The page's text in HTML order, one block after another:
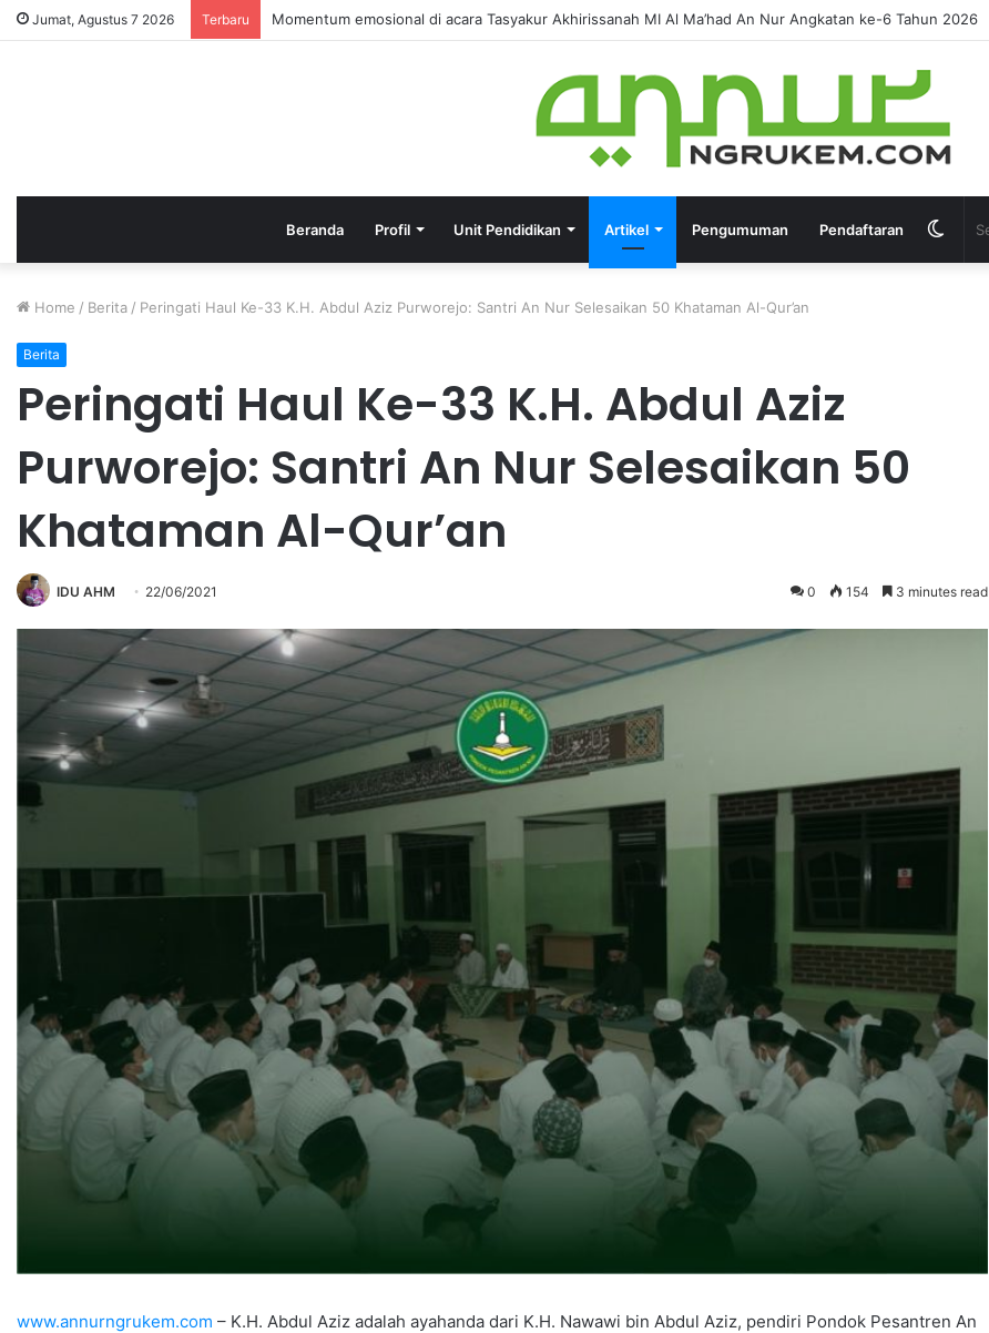
Jumat, Agustus 7 2026 Terbaru HAFLAH ATTASYAKUR DAN AKHIRUSSANAH MADRASAH DINIYAH AL-FURQON KE-7
Beranda Profil Unit Pendidikan Artikel Pengumuman Pendaftaran
Home / Berita / Peringati Haul Ke-33 K.H. Abdul Aziz Purworejo: Santri An Nur Selesaikan 50 Khataman Al-Qur’an
Berita
Peringati Haul Ke-33 K.H. Abdul Aziz
Purworejo: Santri An Nur Selesaikan 50
Khataman Al-Qur’an
IDU AHM 22/06/2021 0 154 3 minutes read
www.annurngrukem.com – K.H. Abdul Aziz adalah ayahanda dari K.H. Nawawi bin Abdul Aziz, pendiri Pondok Pesantren An